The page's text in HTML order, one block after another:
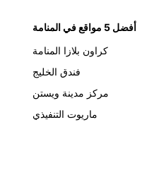
أفضل 5 مواقع في المنامة
كراون بلازا المنامة
فندق الخليج
مركز مدينة ويستن
ماريوت التنفيذي